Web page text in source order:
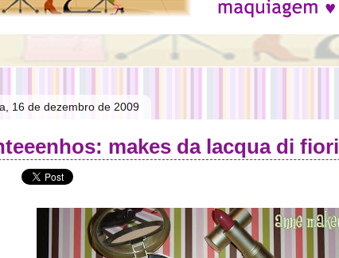
16 de dezembro de 2009
makes da lacqua di fiori